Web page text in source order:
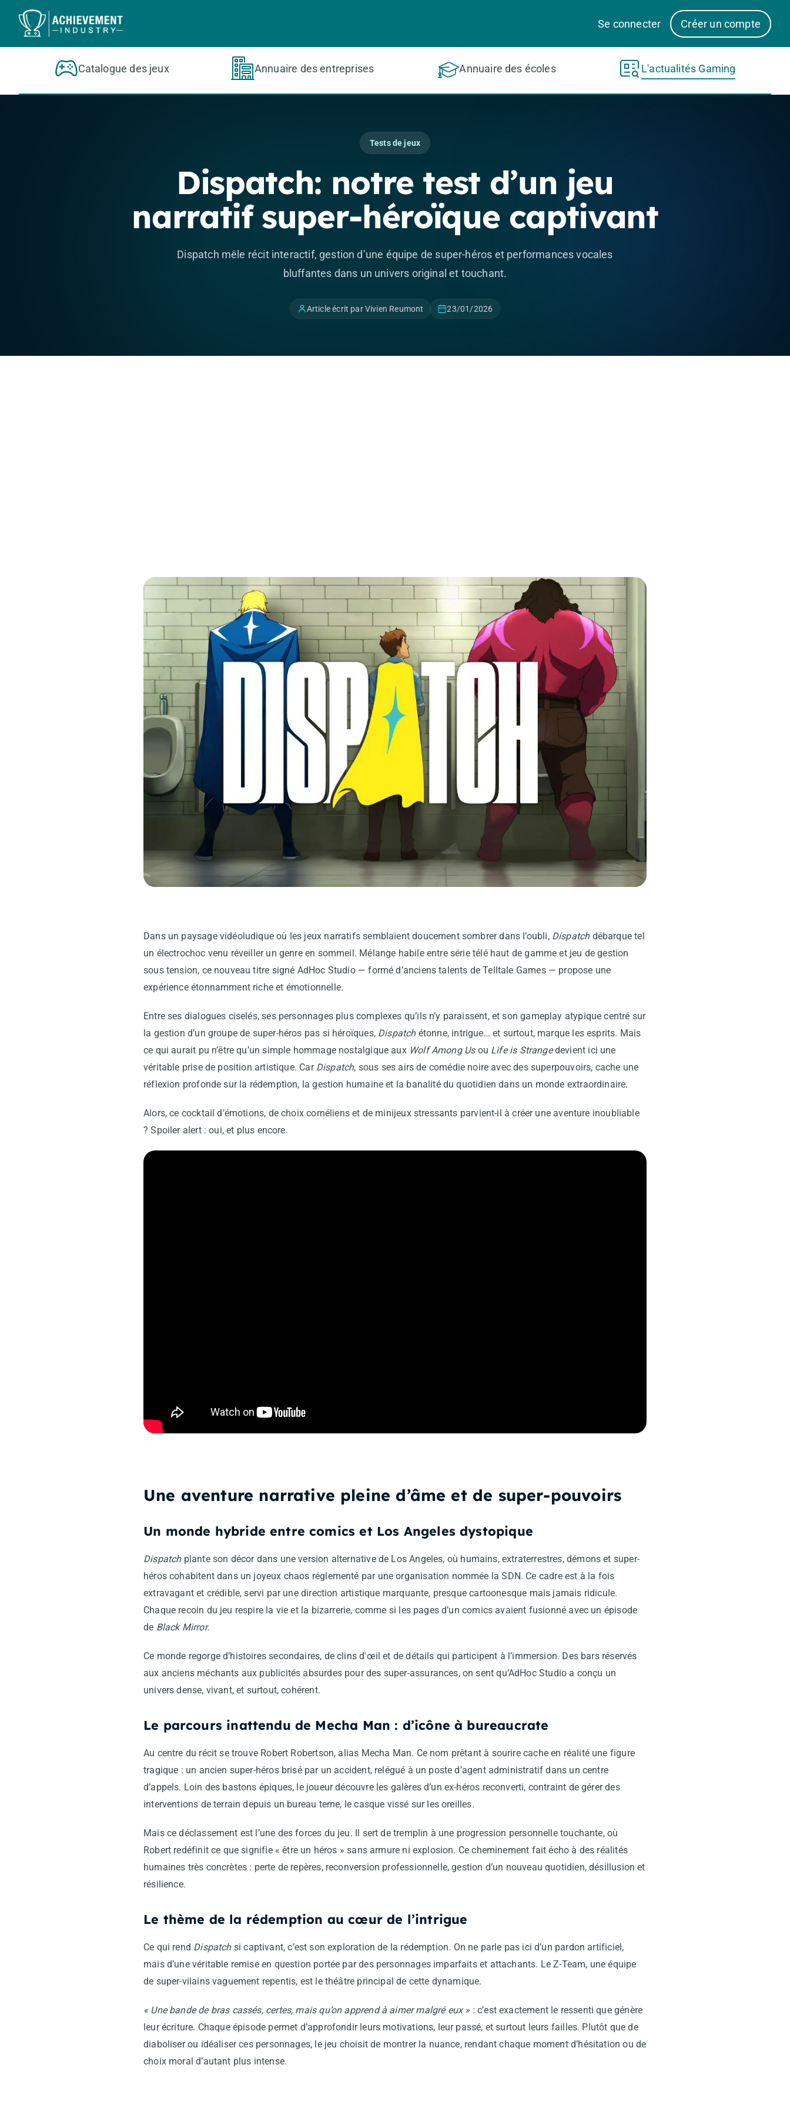
Aller au contenu principal
Se connecter
Créer un compte
Catalogue des jeux Annuaire des entreprises Annuaire des écoles L'actualités Gaming
Tests de jeux
Dispatch: notre test d’un jeu
narratif super-héroïque captivant
Dispatch mêle récit interactif, gestion d’une équipe de super-héros et performances vocales
bluffantes dans un univers original et touchant.
Article écrit par Vivien Reumont 23/01/2026
Dans un paysage vidéoludique où les jeux narratifs semblaient doucement sombrer dans l’oubli, Dispatchdébarque tel
un électrochoc venu réveiller un genre en sommeil. Mélange habile entre série télé haut de gamme et jeu de gestion
sous tension, ce nouveau titre signé AdHoc Studio — formé d’anciens talents de Telltale Games — propose une
expérience étonnamment riche et émotionnelle.
Entre ses dialogues ciselés, ses personnages plus complexes qu’ils n’y paraissent, et son gameplay atypique centré sur
la gestion d’un groupe de super-héros pas si héroïques, Dispatchétonne, intrigue… et surtout, marque les esprits. Mais
ce qui aurait pu n’être qu’un simple hommage nostalgique aux Wolf Among Usou Life is Strangedevient ici une
véritable prise de position artistique. Car Dispatch, sous ses airs de comédie noire avec des superpouvoirs, cache une
réflexion profonde sur la rédemption, la gestion humaine et la banalité du quotidien dans un monde extraordinaire.
Alors, ce cocktail d’émotions, de choix cornéliens et de minijeux stressants parvient-il à créer une aventure inoubliable
? Spoiler alert : oui, et plus encore.
Une aventure narrative pleine d’âme et de super-pouvoirs
Un monde hybride entre comics et Los Angeles dystopique
Dispatchplante son décor dans une version alternative de Los Angeles, où humains, extraterrestres, démons et super-
héros cohabitent dans un joyeux chaos réglementé par une organisation nommée la SDN. Ce cadre est à la fois
extravagant et crédible, servi par une direction artistique marquante, presque cartoonesque mais jamais ridicule.
Chaque recoin du jeu respire la vie et la bizarrerie, comme si les pages d’un comics avaient fusionné avec un épisode
de Black Mirror.
Ce monde regorge d’histoires secondaires, de clins d'œil et de détails qui participent à l’immersion. Des bars réservés
aux anciens méchants aux publicités absurdes pour des super-assurances, on sent qu’AdHoc Studio a conçu un
univers dense, vivant, et surtout, cohérent.
Le parcours inattendu de Mecha Man : d’icône à bureaucrate
Au centre du récit se trouve Robert Robertson, alias Mecha Man. Ce nom prêtant à sourire cache en réalité une figure
tragique : un ancien super-héros brisé par un accident, relégué à un poste d’agent administratif dans un centre
d’appels. Loin des bastons épiques, le joueur découvre les galères d’un ex-héros reconverti, contraint de gérer des
interventions de terrain depuis un bureau terne, le casque vissé sur les oreilles.
Mais ce déclassement est l’une des forces du jeu. Il sert de tremplin à une progression personnelle touchante, où
Robert redéfinit ce que signifie « être un héros » sans armure ni explosion. Ce cheminement fait écho à des réalités
humaines très concrètes : perte de repères, reconversion professionnelle, gestion d’un nouveau quotidien, désillusion et
résilience.
Le thème de la rédemption au cœur de l’intrigue
Ce qui rend Dispatchsi captivant, c’est son exploration de la rédemption. On ne parle pas ici d’un pardon artificiel,
mais d’une véritable remise en question portée par des personnages imparfaits et attachants. Le Z-Team, une équipe
de super-vilains vaguement repentis, est le théâtre principal de cette dynamique.
« Une bande de bras cassés, certes, mais qu’on apprend à aimer malgré eux » : c’est exactement le ressenti que génère
leur écriture. Chaque épisode permet d’approfondir leurs motivations, leur passé, et surtout leurs failles. Plutôt que de
diaboliser ou idéaliser ces personnages, le jeu choisit de montrer la nuance, rendant chaque moment d’hésitation ou de
choix moral d’autant plus intense.